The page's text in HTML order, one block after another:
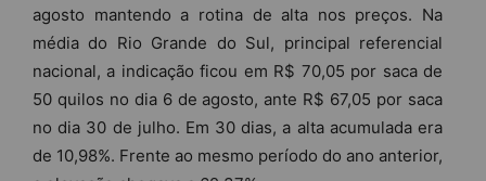
agosto mantendo a rotina de alta nos preços. Na
média do Rio Grande do Sul, principal referencial
nacional, a indicação ficou em R$ 70,05 por saca de
50 quilos no dia 6 de agosto, ante R$ 67,05 por saca
no dia 30 de julho. Em 30 dias, a alta acumulada era
de 10,98%. Frente ao mesmo período do ano anterior,